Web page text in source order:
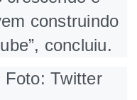
construindo
concluiu.
Foto: Twitter